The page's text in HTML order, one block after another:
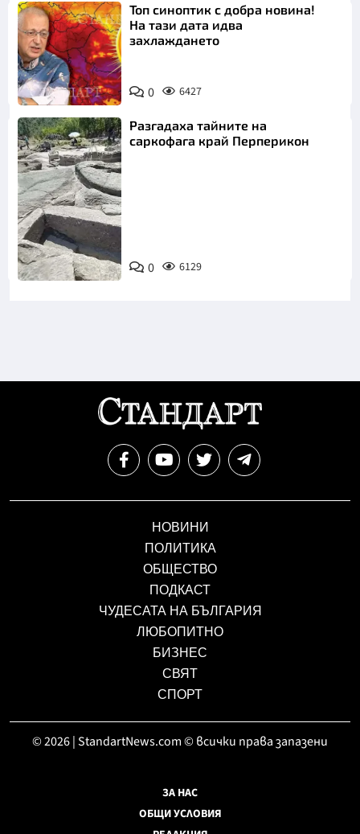
Топ синоптик с добра новина!
На тази дата идва
захлаждането
0 6427
Снимка:
Bulgaria ON
AIR
Разгадаха тайните на
саркофага край Перперикон
0 6129
НОВИНИ
ПОЛИТИКА
ОБЩЕСТВО
ПОДКАСТ
ЧУДЕСАТА НА БЪЛГАРИЯ
ЛЮБОПИТНО
БИЗНЕС
СВЯТ
СПОРТ
© 2026 | StandartNews.com © всички права запазени
ЗА НАС
ОБЩИ УСЛОВИЯ